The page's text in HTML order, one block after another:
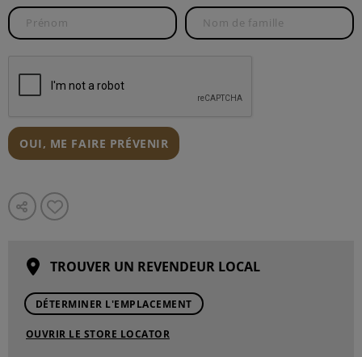
OUI, ME FAIRE PRÉVENIR
TROUVER UN REVENDEUR LOCAL
DÉTERMINER L'EMPLACEMENT
OUVRIR LE STORE LOCATOR